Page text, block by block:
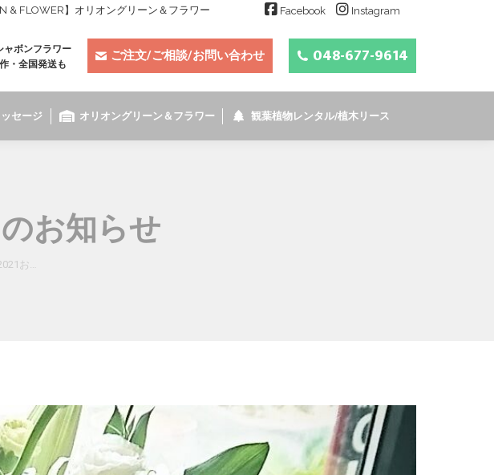
& FLOWER】オリオングリーン＆フラワー Facebook Instagram
ャボンフラワー
・全国発送も
ご注文/ご相談/お問い合わせ 048-677-9614
セージ オリオングリーン＆フラワー 観葉植物レンタル/植木リース
お知らせ
お…